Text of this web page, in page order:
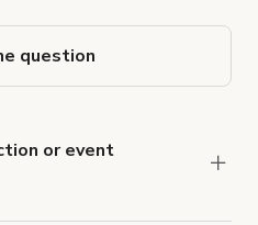
question
or event